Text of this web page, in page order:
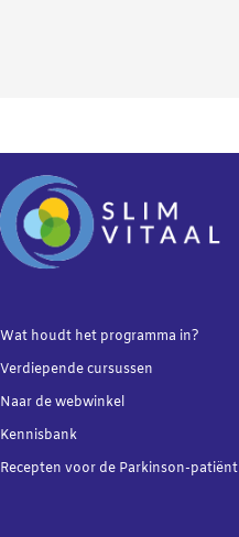
Wat houdt het programma in?
Verdiependecursussen
Naar de webwinkel
Kennisbank
Recepten voor de Parkinson-patiënt